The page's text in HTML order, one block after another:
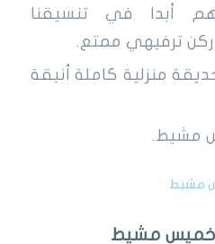
أبدا في تنسيقنا
ركن ترفيهي ممتع.
منزلية كاملة أنيقة
مشيط.
مشيط
خميس مشيط